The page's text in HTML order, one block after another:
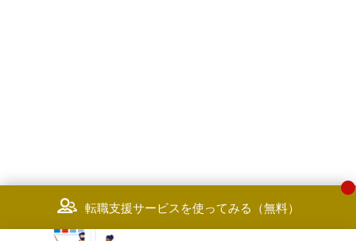
転職支援サービスを使ってみる（無料）